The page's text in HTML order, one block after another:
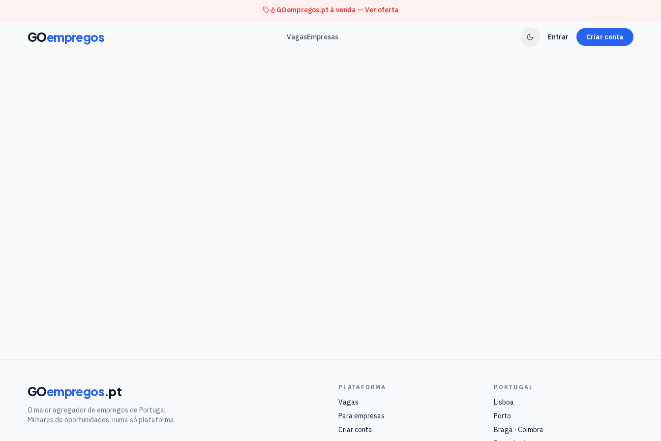
GOempregos.pt à venda — Ver oferta
GOempregos VagasEmpresas Entrar Criar conta
GOempregos.pt
O maior agregador de empregos de Portugal.
Milhares de oportunidades, numa só plataforma.
PLATAFORMA
Vagas
Para empresas
Criar conta
PORTUGAL
Lisboa
Porto
Braga · Coimbra